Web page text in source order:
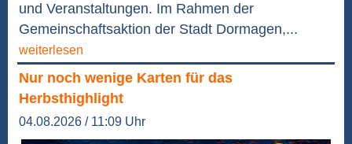
und Veranstaltungen. Im Rahmen der
Gemeinschaftsaktion der Stadt Dormagen,...
weiterlesen
Nur noch wenige Karten für das
Herbsthighlight
04.08.2026 / 11:09 Uhr